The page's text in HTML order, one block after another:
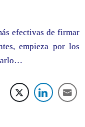
efectivas de firmar
empieza por los